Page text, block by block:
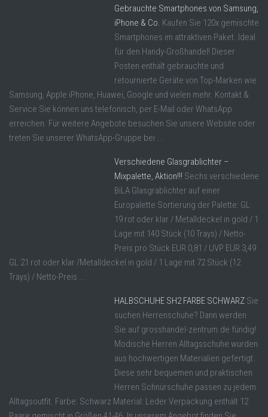
Gebrauchte Smartphones von Samsung,
iPhone & Co. Kaufen Sie 120x gemischte
Smartphones im attraktiven Paket. Ideal
für den Handy-Großhandel! Dieser
Posten enthält gebrauchte und
retournierte Geräte von Top-Marken wie
Samsung, Apple iPhone, Huawei, Google und vielen mehr. Kontakt &
Service Sie können uns telefonisch, per E-Mail oder WhatsApp
erreichen. Für weitere Angebote besuchen Sie unsere Website oder
treten Sie unserer WhatsApp-Gruppe bei ...
Verschiedene Glasgrablichter –
Mixpalette, Aktion!!! Sechs verschiedene
BiLA Glasgrablichter auf einer
Europalette Sortierung der Palette: GL
19 rot oder klar / Metalldeckel in gold / 1
Lage mit 140 Stück (10 Trays) / Netto-
Preis pro Stück EUR 0,81 / UVP EUR 3,49
GL 21 rot oder klar /Metalldeckel in gold / 1 Lage mit 72 Stück (12
Trays) / Netto-Preis ...
HALBSCHUHE SH2 FARBE SCHWARZ Sie
suchen Herrenschuhe? Dann werden
Sie auf grosshandel-zentrum.de fündig!
Modische Herren Alltagsschuhe wurden
aus hochwertigen Materialien gefertigt.
Diese sehr bequemen und praktischen
Herren Schnürschuhe passen zu jedem
Alltagsoutfit. Farbe: Schwarz Material: Leder Verpackung enthält 12